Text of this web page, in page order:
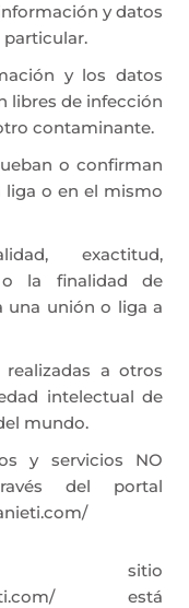
y datos
y los datos
libres de infección
contaminante.
o confirman
o en el mismo
exactitud,
o la finalidad de
una unión o liga a
a otros
intelectual de
mundo.
y servicios NO
del portal
sitio
está